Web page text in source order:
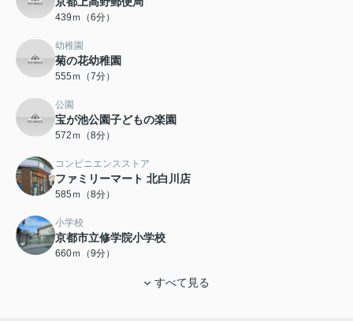
439ｍ（6分）
幼稚園
菊の花幼稚園
555ｍ（7分）
公園
宝が池公園子どもの楽園
572ｍ（8分）
コンビニエンスストア
ファミリーマート 北白川店
585ｍ（8分）
小学校
京都市立修学院小学校
660ｍ（9分）
すべて見る